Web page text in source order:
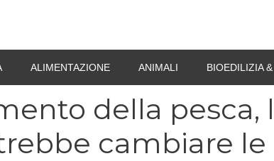
ALIMENTAZIONE ANIMALI BIOEDILIZIA
della pesca,
cambiare le